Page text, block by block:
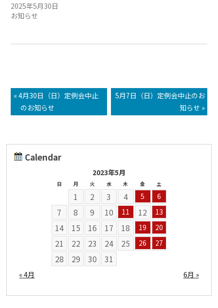
2025年5月30日
お知らせ
« 4月30日（日）定例会中止
のお知らせ
5月7日（日）定例会中止のお
知らせ »
Calendar
2023年5月
日 月 火 水 木 金 土
1 2 3 4 5 6
7 8 9 10 11 12 13
14 15 16 17 18 19 20
21 22 23 24 25 26 27
28 29 30 31
« 4月 6月 »